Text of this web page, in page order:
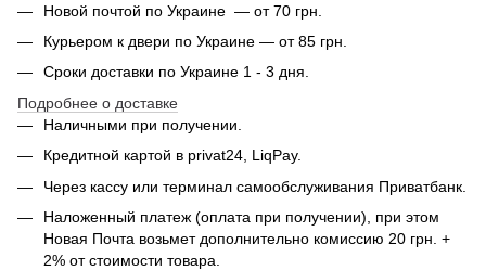
Новой почтой по Украине — от 70 грн.
Курьером к двери по Украине — от 85 грн.
Сроки доставки по Украине 1 - 3 дня.
Подробнее о доставке
Наличными при получении.
Кредитной картой в privat24, LiqPay.
Через кассу или терминал самообслуживания Приватбанк.
Наложенный платеж (оплата при получении), при этом
Новая Почта возьмет дополнительно комиссию 20 грн. +
2% от стоимости товара.